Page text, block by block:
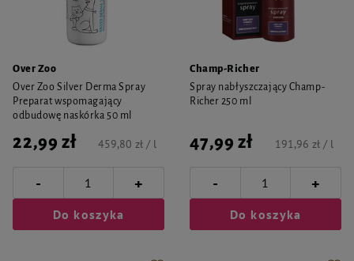
Over Zoo
Over Zoo Silver Derma Spray
Preparat wspomagający
odbudowę naskórka 50 ml
22,99 zł 459,80 zł / l
- +
Do koszyka
Champ-Richer
Spray nabłyszczający Champ-
Richer 250 ml
47,99 zł 191,96 zł / l
- +
Do koszyka